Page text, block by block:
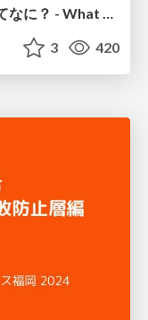
パスワードのハッシュ、ソルトってなに？ - What is hash and salt for password?
3 420